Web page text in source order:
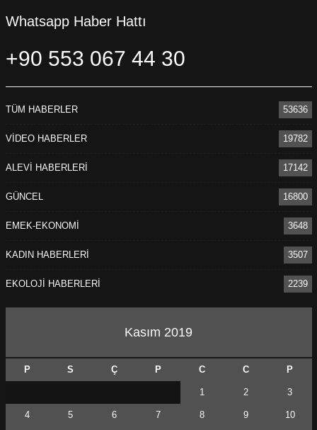
Whatsapp Haber Hattı
+90 553 067 44 30
TÜM HABERLER 53636
VİDEO HABERLER 19782
ALEVİ HABERLERİ 17142
GÜNCEL 16800
EMEK-EKONOMİ 3648
KADIN HABERLERİ 3507
EKOLOJİ HABERLERİ 2239
Kasım 2019
P S Ç P C C P
1 2 3
4 5 6 7 8 9 10